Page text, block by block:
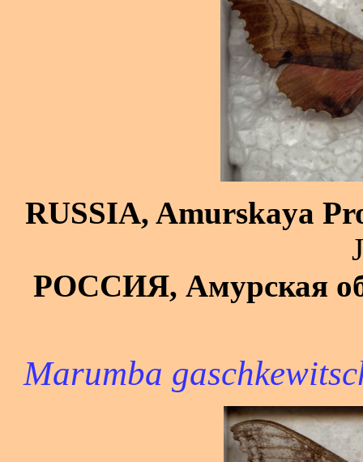
RUSSIA, Amurskaya
РОССИЯ, Амурская
Marumba